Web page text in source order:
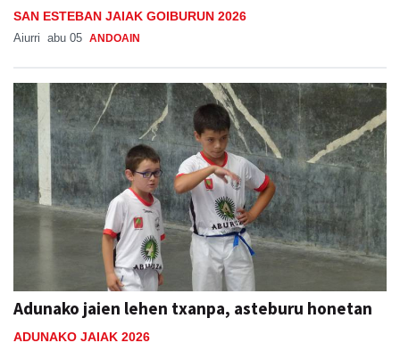
SAN ESTEBAN JAIAK GOIBURUN 2026
Aiurri abu 05 ANDOAIN
Adunako jaien lehen txanpa, asteburu honetan
ADUNAKO JAIAK 2026